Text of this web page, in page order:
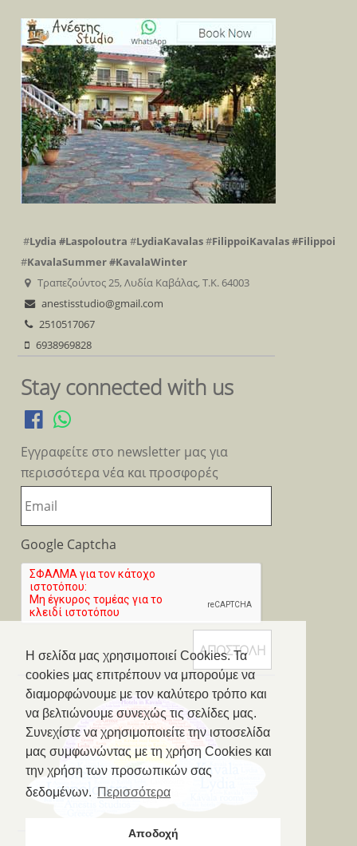
Η σελίδα μας χρησιμοποιεί Cookies. Τα
cookies μας επιτρέπουν να μπορούμε να
διαμορφώνουμε με τον καλύτερο τρόπο και
να βελτιώνουμε συνεχώς τις σελίδες μας.
Συνεχίστε να χρησιμοποιείτε την ιστοσελίδα
μας συμφωνώντας με τη χρήση Cookies και
την χρήση των προσωπικών σας
δεδομένων. Περισσότερα
Αποδοχή
#Lydia #Laspoloutra#LydiaKavalas#FilippoiKavalas#Filippoi
#KavalaSummer#KavalaWinter
Τραπεζούντος 25, Λυδία Καβάλας, Τ.Κ. 64003
anestisstudio@gmail.com
2510517067
6938969828
Stay connected with us
Εγγραφείτε στο newsletter μας για
περισσότερα νέα και προσφορές
Google Captcha